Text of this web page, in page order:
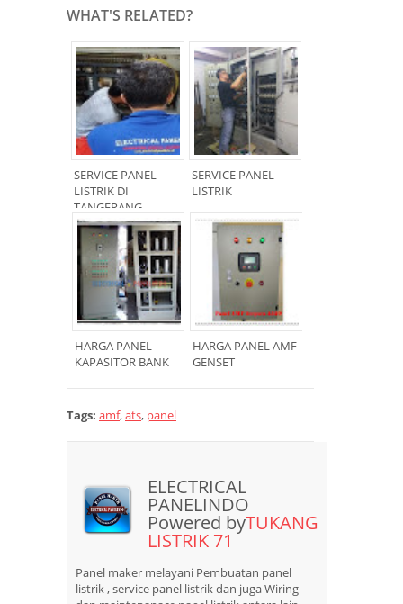
WHAT'S RELATED?
SERVICE PANEL
LISTRIK DI
TANGERANG
SERVICE PANEL
LISTRIK
HARGA PANEL
KAPASITOR BANK
HARGA PANEL AMF
GENSET
Tags: amf,ats, panel
ELECTRICAL
PANELINDO
Powered byTUKANG
LISTRIK 71
Panel maker melayani Pembuatan panel
listrik , service panel listrik dan juga Wiring